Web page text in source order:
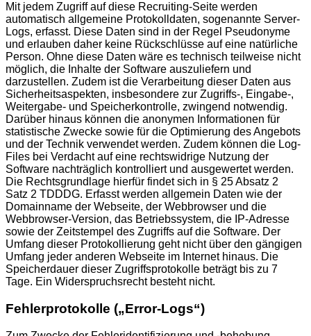
Mit jedem Zugriff auf diese Recruiting-Seite werden
automatisch allgemeine Protokolldaten, sogenannte Server-
Logs, erfasst. Diese Daten sind in der Regel Pseudonyme
und erlauben daher keine Rückschlüsse auf eine natürliche
Person. Ohne diese Daten wäre es technisch teilweise nicht
möglich, die Inhalte der Software auszuliefern und
darzustellen. Zudem ist die Verarbeitung dieser Daten aus
Sicherheitsaspekten, insbesondere zur Zugriffs-, Eingabe-,
Weitergabe- und Speicherkontrolle, zwingend notwendig.
Darüber hinaus können die anonymen Informationen für
statistische Zwecke sowie für die Optimierung des Angebots
und der Technik verwendet werden. Zudem können die Log-
Files bei Verdacht auf eine rechtswidrige Nutzung der
Software nachträglich kontrolliert und ausgewertet werden.
Die Rechtsgrundlage hierfür findet sich in § 25 Absatz 2
Satz 2 TDDDG. Erfasst werden allgemein Daten wie der
Domainname der Webseite, der Webbrowser und die
Webbrowser-Version, das Betriebssystem, die IP-Adresse
sowie der Zeitstempel des Zugriffs auf die Software. Der
Umfang dieser Protokollierung geht nicht über den gängigen
Umfang jeder anderen Webseite im Internet hinaus. Die
Speicherdauer dieser Zugriffsprotokolle beträgt bis zu 7
Tage. Ein Widerspruchsrecht besteht nicht.
Fehlerprotokolle („Error-Logs“)